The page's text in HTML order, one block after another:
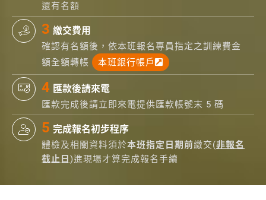
還有名額
繳交費用
確認有名額後，依本班報名專員指定之訓練費金
額全額轉帳
本班銀行帳戶
匯款後請來電
匯款完成後請立即來電提供匯款帳號末 5 碼
完成報名初步程序
體檢及相關資料須於本班指定日期前繳交(非報名
截止日 )進現場才算完成報名手續